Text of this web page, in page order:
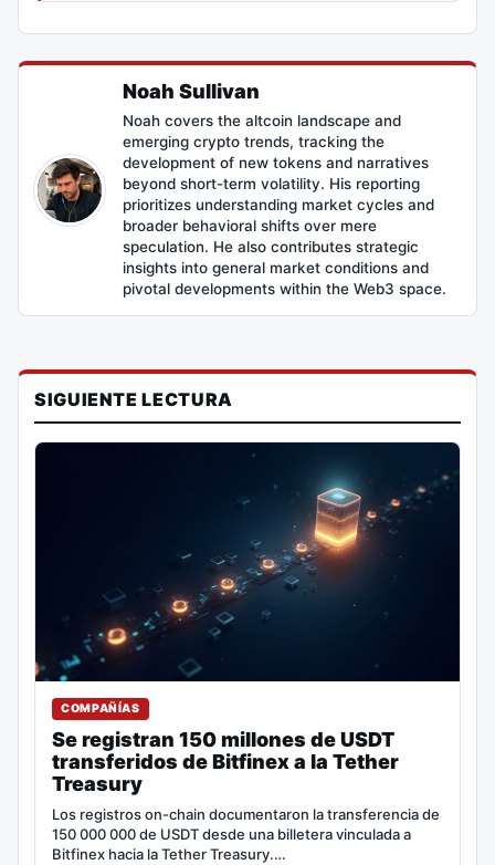
Noah Sullivan
Noah covers the altcoin landscape and
emerging crypto trends, tracking the
development of new tokens and narratives
beyond short-term volatility. His reporting
prioritizes understanding market cycles and
broader behavioral shifts over mere
speculation. He also contributes strategic
insights into general market conditions and
pivotal developments within the Web3 space.
SIGUIENTE LECTURA
COMPAÑÍAS
Se registran 150 millones de USDT
transferidos de Bitfinex a la Tether
Treasury
Los registros on-chain documentaron la transferencia de
150 000 000 de USDT desde una billetera vinculada a
Bitfinex hacia la Tether Treasury.…